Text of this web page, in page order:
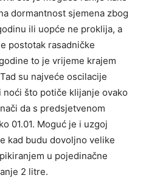
dormantnost sjemena zbog
ili uopće ne proklija, a
postotak rasadničke
to je vrijeme krajem
su najveće oscilacije
što potiče klijanje ovako
da s predsjetvenom
01.01. Moguć je i uzgoj
kad budu dovoljno velike
u pojedinačne
2 litre.